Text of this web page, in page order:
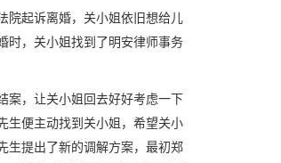
院起诉离婚，关小姐依旧想给儿
时，关小姐找到了明安律师事务
案，让关小姐回去好好考虑一下
生便主动找到关小姐，希望关小
生提出了新的调解方案，最初郑